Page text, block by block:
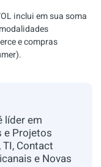
inclui em sua soma
e compras
líder em
e Projetos
Contact
e Novas